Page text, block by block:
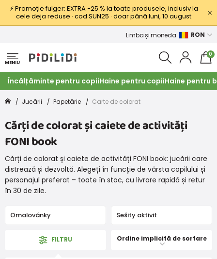
⚡ Promoție fulger: EXTRA −25 % la toate produsele, inclusiv la
cele deja reduse · cod SUN25 · doar până luni, 10 august
Limba și moneda RON
MENIU
0
Încălțăminte pentru copiiHaine pentru copiiHaine pentru
Jucării Papetărie Carte de colorat
Cărți de colorat și caiete de activități
FONI book
Cărți de colorat și caiete de activități FONI book: jucării care
distrează și dezvoltă. Alegeți în funcție de vârsta copilului și
personajul preferat – toate în stoc, cu livrare rapidă și retur
în 30 de zile.
Omalovánky Sešity aktivit
FILTRU Ordine implicită de sortare